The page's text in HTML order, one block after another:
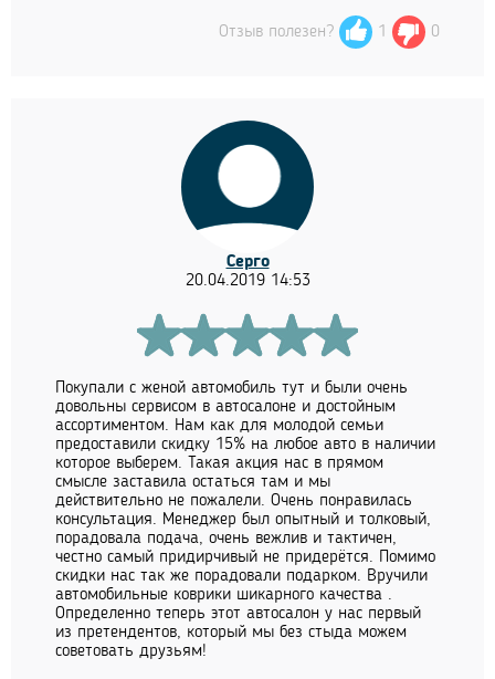
Отзыв полезен? 1 0
Серго
20.04.2019 14:53
Покупали с женой автомобиль тут и были очень
довольны сервисом в автосалоне и достойным
ассортиментом. Нам как для молодой семьи
предоставили скидку 15% на любое авто в наличии
которое выберем. Такая акция нас в прямом
смысле заставила остаться там и мы
действительно не пожалели. Очень понравилась
консультация. Менеджер был опытный и толковый,
порадовала подача, очень вежлив и тактичен,
честно самый придирчивый не придерётся. Помимо
скидки нас так же порадовали подарком. Вручили
автомобильные коврики шикарного качества .
Определенно теперь этот автосалон у нас первый
из претендентов, который мы без стыда можем
советовать друзьям!